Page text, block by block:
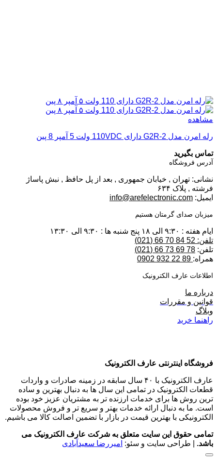
مشاهده
رله امرن مدل G2R-2 دارای 110VDC ولت 5 آمپر 8 پین
تماس بگیرید
آدرس فروشگاه
نشانی: تهران , خیابان جمهوری , بعد از پل حافظ , نبش پاساژ
فرشته , پلاک ۶۳۴
ایمیل: info@arefelectronic.com
میزبان صدای گرمتان هستیم
ایام هفته : ۹:۳۰ الی ۱۸ پنج شنبه ها : ۹:۳۰ الی ۱۳:۳۰
تلفن: 52 84 70 66 (021)
تلفن: 78 69 73 66 (021)
همراه:
اطلاعات عارف الکترونیک
درباره ما
قوانین و مقررات
وبلاگ
راهنما خرید
فروشگاه اینترنتی عارف الکترونیک
عارف الکترونیک با ۴۰ سال سابقه در زمینه صادرات و واردات
قطعات الکترونیک در تمامی این سال ها به دنبال بهترین و ساده
ترین روش ها برای خدمات ارزنده تر به مشتریان عزیز خود بوده
است. ما به دنبال ارائه خدمات بهتر و سریع تر و فروش محصولات
الکترونیکی با بهترین قیمت در بازار با تضمین اصالت کالا می باشیم.
تمامی حقوق این سایت متعلق به شرکت عارف الکترونیک می
باشد. | طراحی سایت و سئو: امیررضا سعیدآبادی